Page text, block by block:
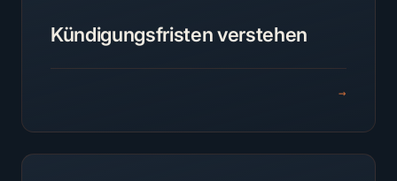
Kündigungsfristen verstehen
→